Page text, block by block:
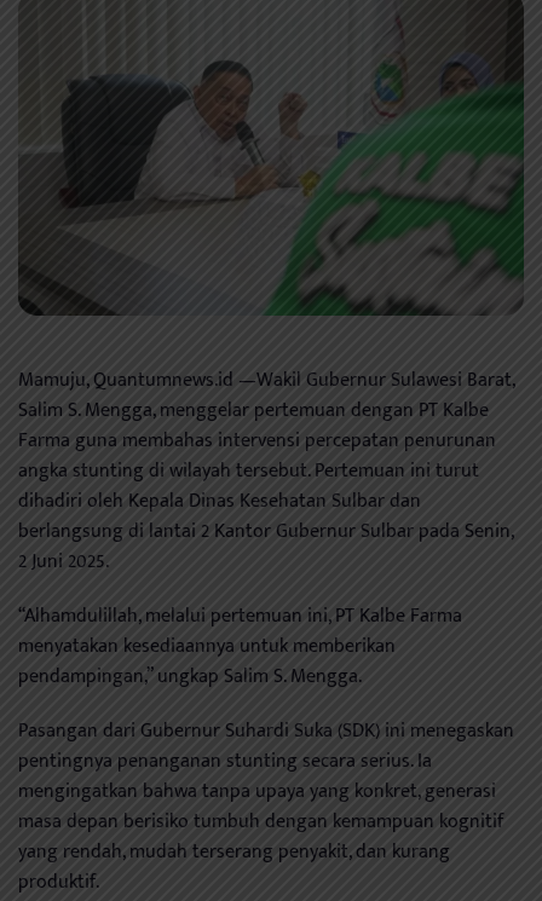
Mamuju, Quantumnews.id —Wakil Gubernur Sulawesi Barat,
Salim S. Mengga, menggelar pertemuan dengan PT Kalbe
Farma guna membahas intervensi percepatan penurunan
angka stunting di wilayah tersebut. Pertemuan ini turut
dihadiri oleh Kepala Dinas Kesehatan Sulbar dan
berlangsung di lantai 2 Kantor Gubernur Sulbar pada Senin,
2 Juni 2025.
“Alhamdulillah, melalui pertemuan ini, PT Kalbe Farma
menyatakan kesediaannya untuk memberikan
pendampingan,” ungkap Salim S. Mengga.
Pasangan dari Gubernur Suhardi Suka (SDK) ini menegaskan
pentingnya penanganan stunting secara serius. Ia
mengingatkan bahwa tanpa upaya yang konkret, generasi
masa depan berisiko tumbuh dengan kemampuan kognitif
yang rendah, mudah terserang penyakit, dan kurang
produktif.